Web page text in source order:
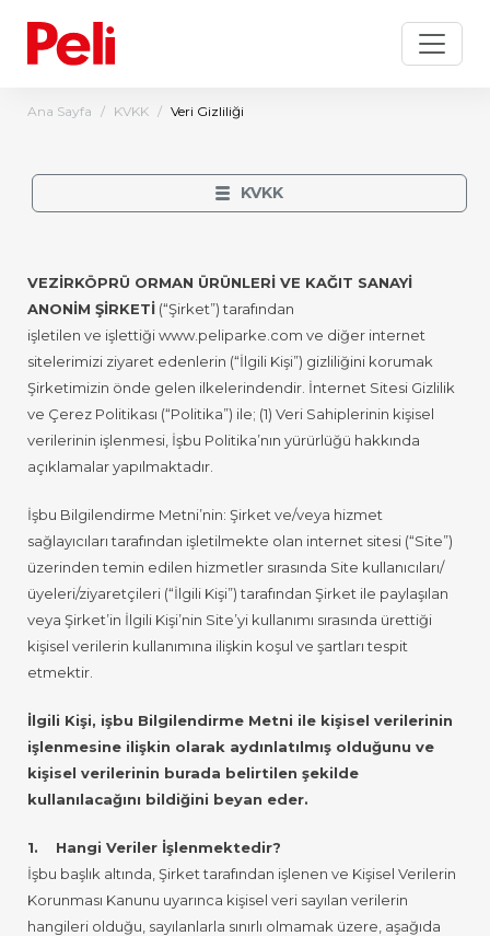
Ana Sayfa KVKK Veri Gizliliği
KVKK
VEZİRKÖPRÜ ORMAN ÜRÜNLERİ VE KAĞIT SANAYİ
ANONİM ŞİRKETİ (“Şirket”) tarafından
işletilen ve işlettiği www.peliparke.com ve diğer internet
sitelerimizi ziyaret edenlerin (“İlgili Kişi”) gizliliğini korumak
Şirketimizin önde gelen ilkelerindendir. İnternet Sitesi Gizlilik
ve Çerez Politikası (“Politika”) ile; (1) Veri Sahiplerinin kişisel
verilerinin işlenmesi, İşbu Politika’nın yürürlüğü hakkında
açıklamalar yapılmaktadır.
İşbu Bilgilendirme Metni’nin: Şirket ve/veya hizmet
sağlayıcıları tarafından işletilmekte olan internet sitesi (“Site”)
üzerinden temin edilen hizmetler sırasında Site kullanıcıları/
üyeleri/ziyaretçileri (“İlgili Kişi”) tarafından Şirket ile paylaşılan
veya Şirket’in İlgili Kişi’nin Site’yi kullanımı sırasında ürettiği
kişisel verilerin kullanımına ilişkin koşul ve şartları tespit
etmektir.
İlgili Kişi, işbu Bilgilendirme Metni ile kişisel verilerinin
işlenmesine ilişkin olarak aydınlatılmış olduğunu ve
kişisel verilerinin burada belirtilen şekilde
kullanılacağını bildiğini beyan eder.
1. Hangi Veriler İşlenmektedir?
İşbu başlık altında, Şirket tarafından işlenen ve Kişisel Verilerin
Korunması Kanunu uyarınca kişisel veri sayılan verilerin
hangileri olduğu, sayılanlarla sınırlı olmamak üzere, aşağıda